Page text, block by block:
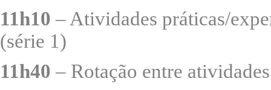
11h10 – Atividades práticas/
(série 1)
11h40 – Rotação entre atividades